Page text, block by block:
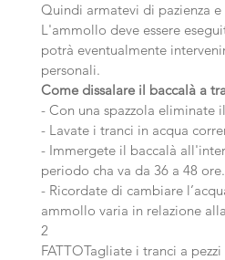
Quindi armatevi di pazienza
L'ammollo deve essere
potrà eventualmente
personali.
Come dissalare il baccalà a
- Con una spazzola eliminate
- Lavate i tranci in acqua
- Immergete il baccalà
periodo cha va da 36 a 48 ore.
- Ricordate di cambiare
ammollo varia in relazione
2
FATTOTagliate i tranci a